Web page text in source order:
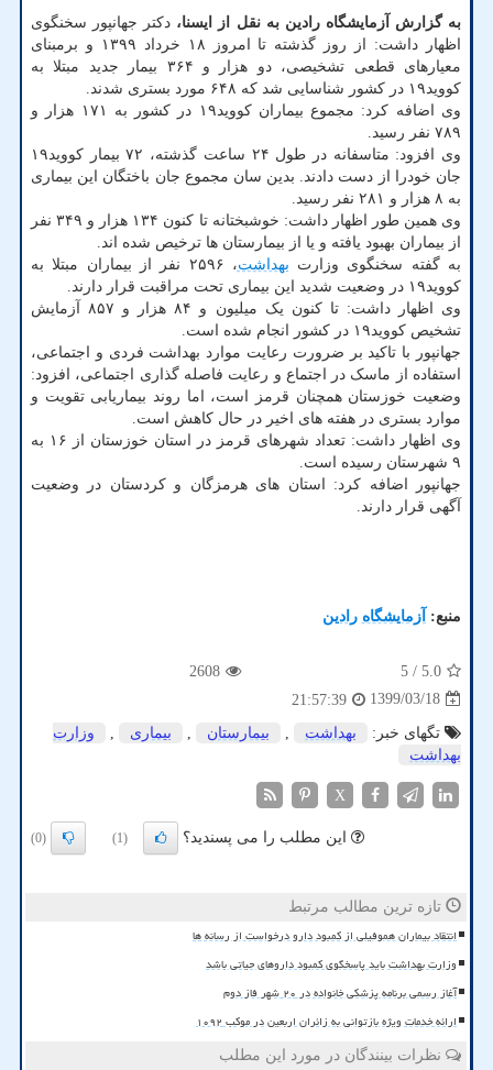
به گزارش آزمایشگاه رادین به نقل از ایسنا، دکتر جهانپور سخنگوی
اظهار داشت: از روز گذشته تا امروز ۱۸ خرداد ۱۳۹۹ و برمبنای
معیارهای قطعی تشخیصی، دو هزار و ۳۶۴ بیمار جدید مبتلا به
کووید۱۹ در کشور شناسایی شد که ۶۴۸ مورد بستری شدند.
وی اضافه کرد: مجموع بیماران کووید۱۹ در کشور به ۱۷۱ هزار و
۷۸۹ نفر رسید.
وی افزود: متاسفانه در طول ۲۴ ساعت گذشته، ۷۲ بیمار کووید۱۹
جان خودرا از دست دادند. بدین سان مجموع جان باختگان این بیماری
به ۸ هزار و ۲۸۱ نفر رسید.
وی همین طور اظهار داشت: خوشبختانه تا کنون ۱۳۴ هزار و ۳۴۹ نفر
از بیماران بهبود یافته و یا از بیمارستان ها ترخیص شده اند.
به گفته سخنگوی وزارت بهداشت
، ۲۵۹۶ نفر از بیماران مبتلا به
کووید۱۹ در وضعیت شدید این بیماری تحت مراقبت قرار دارند.
وی اظهار داشت: تا کنون یک میلیون و ۸۴ هزار و ۸۵۷ آزمایش
تشخیص کووید۱۹ در کشور انجام شده است.
جهانپور با تاکید بر ضرورت رعایت موارد بهداشت فردی و اجتماعی،
استفاده از ماسک در اجتماع و رعایت فاصله گذاری اجتماعی، افزود:
وضعیت خوزستان همچنان قرمز است، اما روند بیماریابی تقویت و
موارد بستری در هفته های اخیر در حال کاهش است.
وی اظهار داشت: تعداد شهرهای قرمز در استان خوزستان از ۱۶ به
۹ شهرستان رسیده است.
جهانپور اضافه کرد: استان های هرمزگان و کردستان در وضعیت
آگهی قرار دارند.
منبع: آزمایشگاه رادین
5.0
/ 5
2608
1399/03/18
21:57:39
تگهای خبر:
بهداشت , بیمارستان , بیماری ,
وزارت
بهداشت
X
این مطلب را می پسندید؟ (1)
(0)
تازه ترین مطالب مرتبط
انتقاد بیماران هموفیلی از کمبود دارو درخواست از رسانه ها
وزارت بهداشت باید پاسخگوی کمبود داروهای حیاتی باشد
آغاز رسمی برنامه پزشکی خانواده در ۲۰ شهر فاز دوم
ارائه خدمات ویژه بازتوانی به زائران اربعین در موکب ۱۰۹۲
نظرات بینندگان در مورد این مطلب